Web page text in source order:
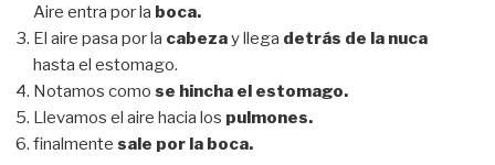
Aire entra por la boca.
El aire pasa por la cabezay llega detrás de la nuca
hasta el estomago.
Notamos como se hincha el estomago.
Llevamos el aire hacia los pulmones.
finalmente sale por la boca.